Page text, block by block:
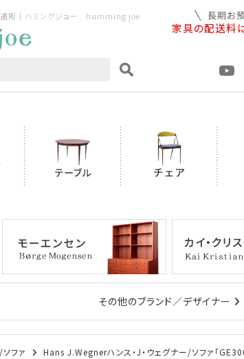
通販｜ハミングジョー humming joe
家具の配送料
その他のブランド／デザイナー
ファ Hans J.Wegnerハンス・J・ウェグナー/ソファ「